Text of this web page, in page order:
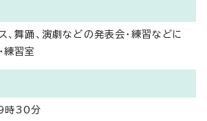
、舞踊、演劇などの発表会・練習などに
練習室
時30分